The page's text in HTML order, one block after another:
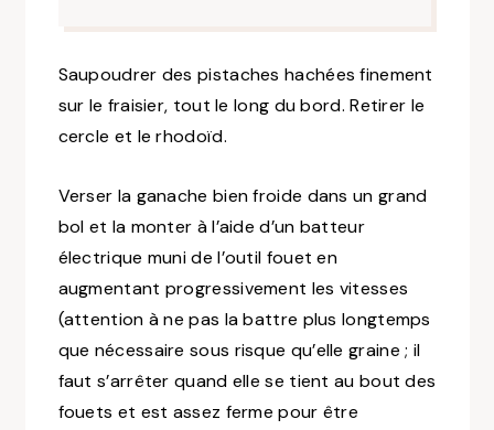
Saupoudrer des pistaches hachées finement
sur le fraisier, tout le long du bord. Retirer le
cercle et le rhodoïd.
Verser la ganache bien froide dans un grand
bol et la monter à l’aide d’un batteur
électrique muni de l’outil fouet en
augmentant progressivement les vitesses
(attention à ne pas la battre plus longtemps
que nécessaire sous risque qu’elle graine ; il
faut s’arrêter quand elle se tient au bout des
fouets et est assez ferme pour être